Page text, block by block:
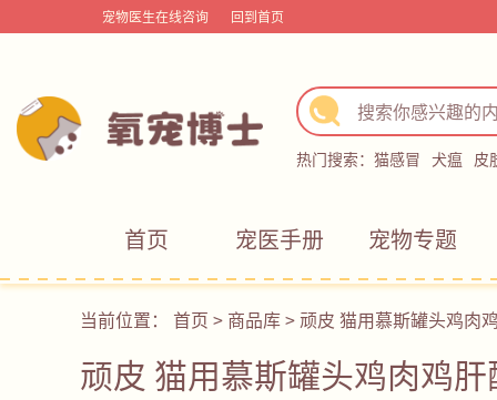
宠物医生在线咨询 回到首页
热门搜索： 猫感冒 犬瘟 皮
首页 宠医手册 宠物专题
当前位置： 首页 > 商品库> 顽皮 猫用慕斯罐头鸡肉
顽皮 猫用慕斯罐头鸡肉鸡